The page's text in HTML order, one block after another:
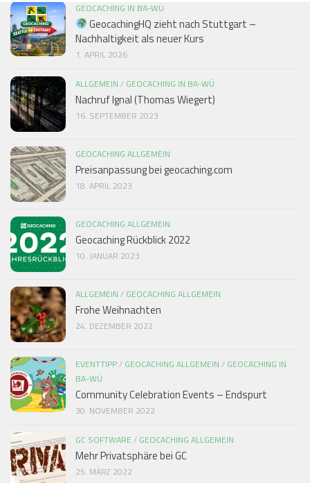
GEOCACHING IN BA-WÜ
GeocachingHQ zieht nach Stuttgart –
Nachhaltigkeit als neuer Kurs
1. APRIL 2026
ALLGEMEIN / GEOCACHING IN BA-WÜ
Nachruf Ignal (Thomas Wiegert)
16. SEPTEMBER 2023
GEOCACHING ALLGEMEIN
Preisanpassung bei geocaching.com
18. APRIL 2023
GEOCACHING ALLGEMEIN
Geocaching Rückblick 2022
10. JANUAR 2023
ALLGEMEIN / GEOCACHING ALLGEMEIN
Frohe Weihnachten
24. DEZEMBER 2022
EVENTTIPP/ GEOCACHING ALLGEMEIN / GEOCACHING IN
BA-WÜ
Community Celebration Events – Endspurt
30. NOVEMBER 2022
GC SOFTWARE / GEOCACHING ALLGEMEIN
Mehr Privatsphäre bei GC
25. MÄRZ 2022